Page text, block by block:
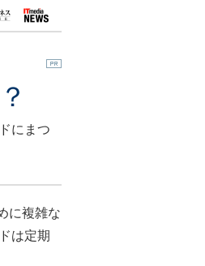
にまつ
に複雑な
は定期